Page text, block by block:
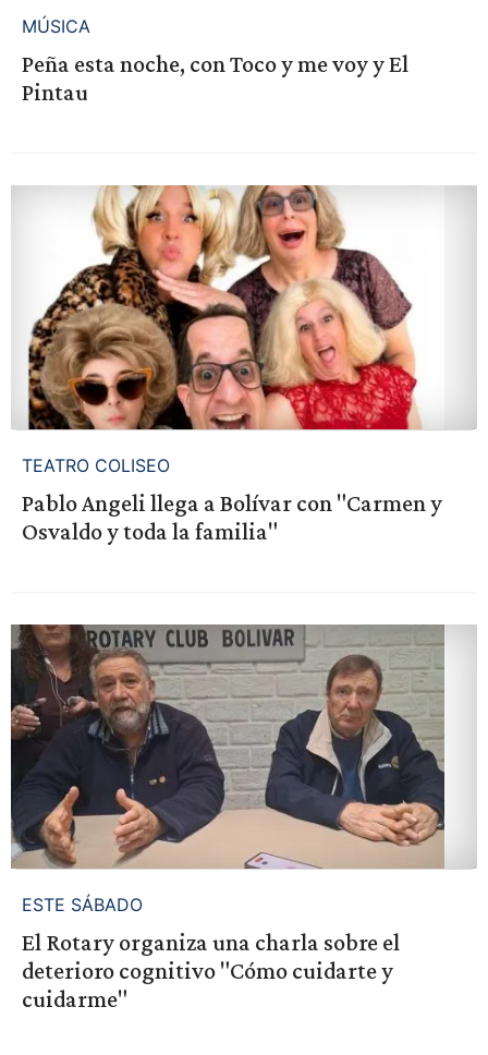
MÚSICA
Peña esta noche, con Toco y me voy y El
Pintau
TEATRO COLISEO
Pablo Angeli llega a Bolívar con "Carmen y
Osvaldo y toda la familia"
ESTE SÁBADO
El Rotary organiza una charla sobre el
deterioro cognitivo "Cómo cuidarte y
cuidarme"